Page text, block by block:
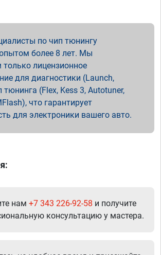
по чип тюнингу
более 8 лет. Мы
лицензионное
для диагностики (Launch,
тюнинга (Flex, Kess 3, Autotuner,
что гарантирует
для электроники вашего авто.
нам +7 343 226-92-58 и получите
консультацию у мастера.